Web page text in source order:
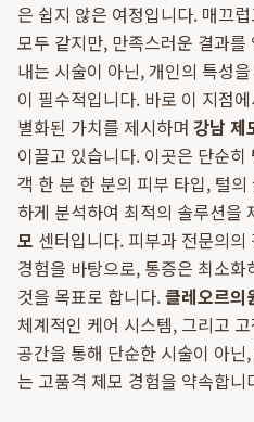
은 쉽지 않은 여정입니다. 매끄
모두 같지만, 만족스러운 결과
내는 시술이 아닌, 개인의 특성
이 필수적입니다. 바로 이 지점에
별화된 가치를 제시하며 강남 제
이끌고 있습니다. 이곳은 단순
객 한 분 한 분의 피부 타입, 털
하게 분석하여 최적의 솔루션을
모 센터입니다. 피부과 전문의
경험을 바탕으로, 통증은 최소
것을 목표로 합니다.클레오르의
체계적인 케어 시스템, 그리고
공간을 통해 단순한 시술이 아
는 고품격 제모 경험을 약속합니